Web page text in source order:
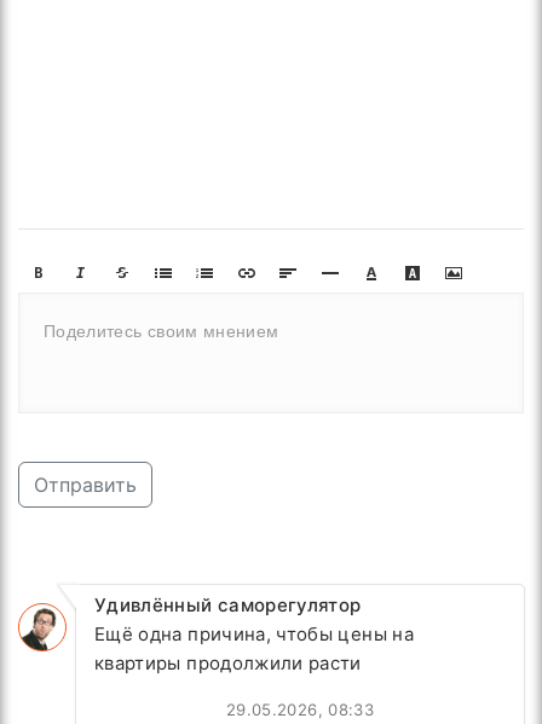
Отправить
Удивлённый саморегулятор
Ещё одна причина, чтобы цены на
квартиры продолжили расти
29.05.2026, 08:33